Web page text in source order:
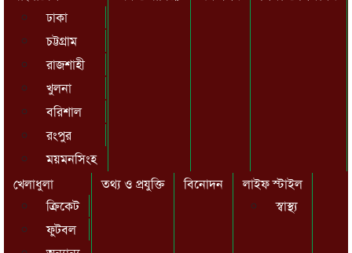
ঢাকা
চট্টগ্রাম
রাজশাহী
খুলনা
বরিশাল
রংপুর
ময়মনসিংহ
খেলাধুলা
ক্রিকেট
ফুটবল
তথ্য ও প্রযুক্তি বিনোদন
লাইফ স্টাইল
স্বাস্থ্য